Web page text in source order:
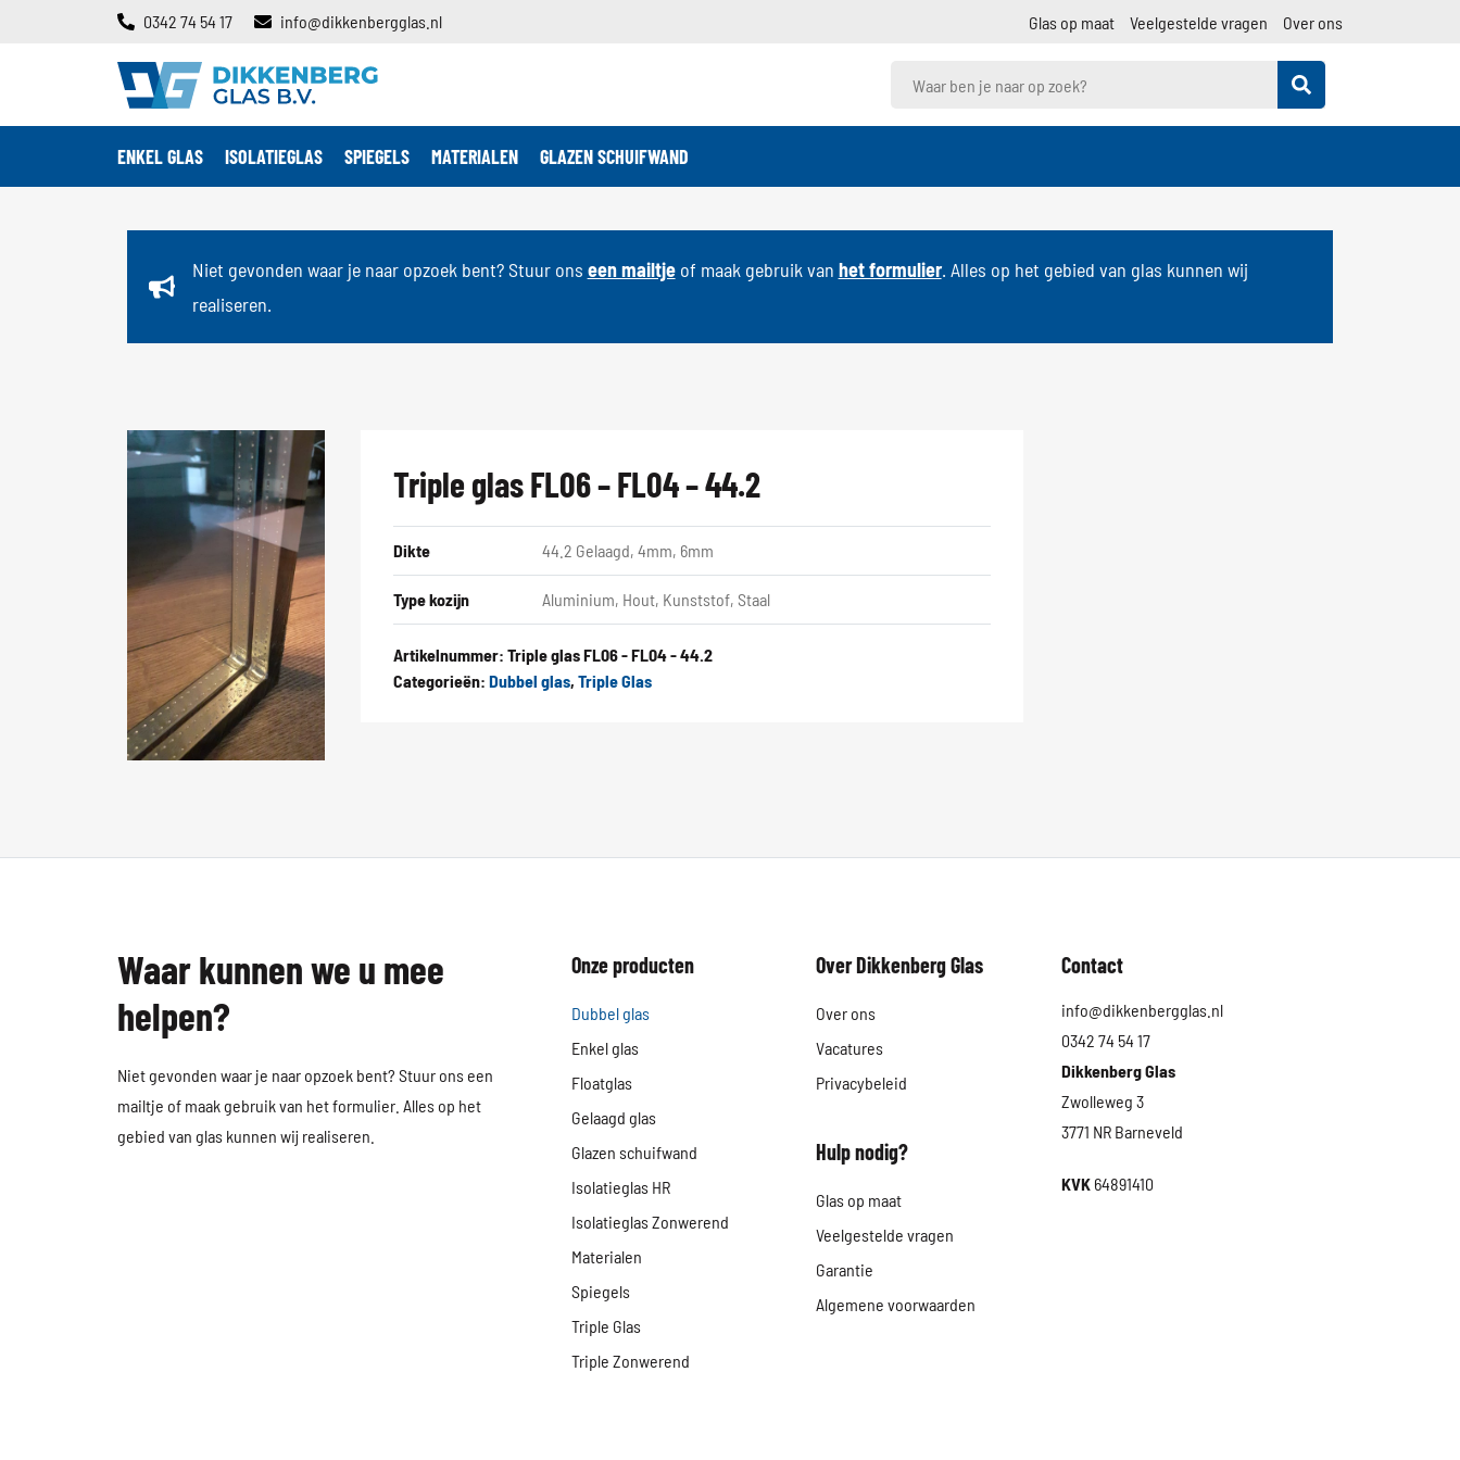
0342 74 54 17 info@dikkenbergglas.nl Glas op maat Veelgestelde vragen Over ons
ENKEL GLAS ISOLATIEGLAS SPIEGELS MATERIALEN GLAZEN SCHUIFWAND
Niet gevonden waar je naar opzoek bent? Stuur ons een mailtjeof maak gebruik van het formulier. Alles op het gebied van glas kunnen wij
realiseren.
Triple glas FL06 – FL04 – 44.2
Dikte 44.2 Gelaagd, 4mm, 6mm
Type kozijn Aluminium, Hout, Kunststof, Staal
Artikelnummer: Triple glas FL06 - FL04 - 44.2
Categorieën: Dubbel glas, Triple Glas
Waar kunnen we u mee
helpen?
Niet gevonden waar je naar opzoek bent? Stuur ons een
mailtje of maak gebruik van het formulier. Alles op het
gebied van glas kunnen wij realiseren.
Onze producten
Dubbel glas
Enkel glas
Floatglas
Gelaagd glas
Glazen schuifwand
Isolatieglas HR
Isolatieglas Zonwerend
Materialen
Spiegels
Triple Glas
Triple Zonwerend
Over Dikkenberg Glas
Over ons
Vacatures
Privacybeleid
Hulp nodig?
Glas op maat
Veelgestelde vragen
Garantie
Algemene voorwaarden
Contact
info@dikkenbergglas.nl
0342 74 54 17
Dikkenberg Glas
Zwolleweg 3
3771 NR Barneveld
KVK64891410